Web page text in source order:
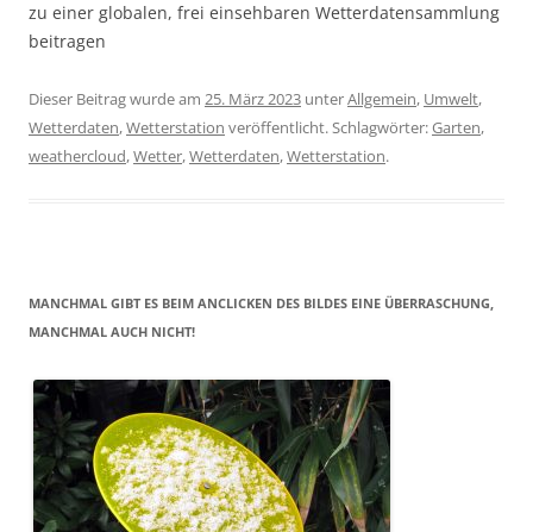
zu einer globalen, frei einsehbaren Wetterdatensammlung
beitragen
Dieser Beitrag wurde am 25. März 2023 unterAllgemein, Umwelt,
Wetterdaten,Wetterstation veröffentlicht. Schlagwörter:Garten,
weathercloud,Wetter,Wetterdaten,Wetterstation.
MANCHMAL GIBT ES BEIM ANCLICKEN DES BILDES EINE ÜBERRASCHUNG,
MANCHMAL AUCH NICHT!